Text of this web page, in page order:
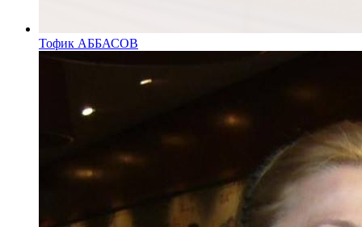
Тофик АББАСОВ